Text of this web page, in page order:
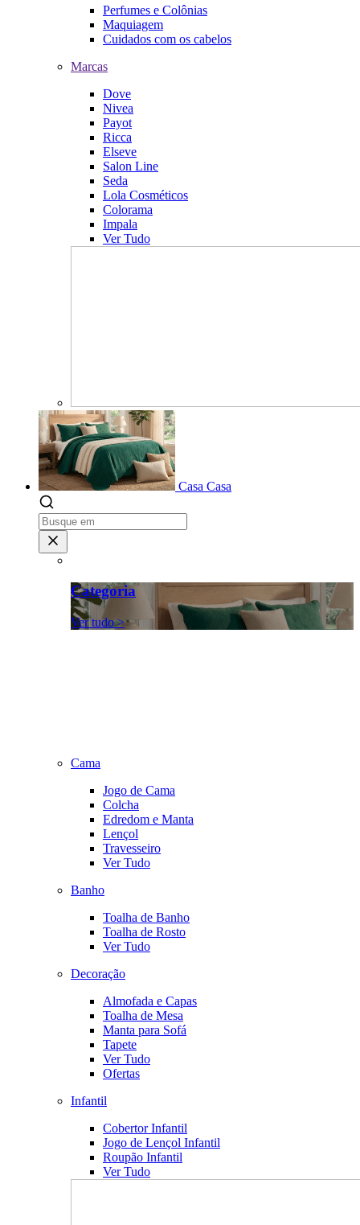
Perfumes e Colônias
Maquiagem
Cuidados com os cabelos
Marcas
Dove
Nivea
Payot
Ricca
Elseve
Salon Line
Seda
Lola Cosméticos
Colorama
Impala
Ver Tudo
Casa Casa
Categoria
Ver tudo >
Cama
Jogo de Cama
Colcha
Edredom e Manta
Lençol
Travesseiro
Ver Tudo
Banho
Toalha de Banho
Toalha de Rosto
Ver Tudo
Decoração
Almofada e Capas
Toalha de Mesa
Manta para Sofá
Tapete
Ver Tudo
Ofertas
Infantil
Cobertor Infantil
Jogo de Lençol Infantil
Roupão Infantil
Ver Tudo